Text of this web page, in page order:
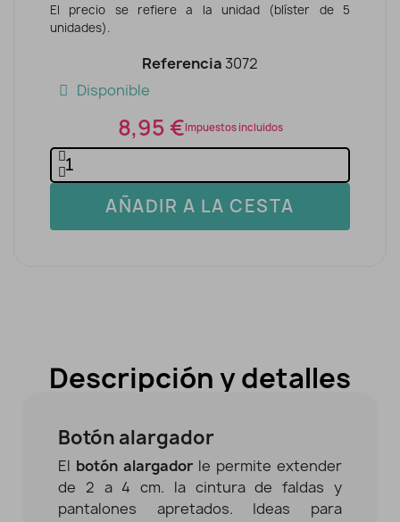
El precio se refiere a la unidad (blíster de 5
unidades).
Referencia 3072
Disponible
8,95 €Impuestos incluidos
AÑADIR A LA CESTA
Descripción y detalles
Botón alargador
El botón alargador le permite extender
de 2 a 4 cm. la cintura de faldas y
pantalones apretados. Ideas para